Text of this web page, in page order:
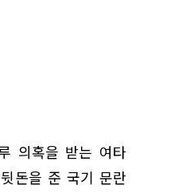
의혹을 받는 여타
돈을 준 국기 문란